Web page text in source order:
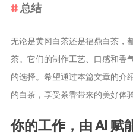
总结
无论是黄冈白茶还是福鼎白茶，
茶。它们的制作工艺、口感和香
的选择。希望通过本篇文章的介
的白茶，享受茶香带来的美好体验
你的工作，由 AI 赋